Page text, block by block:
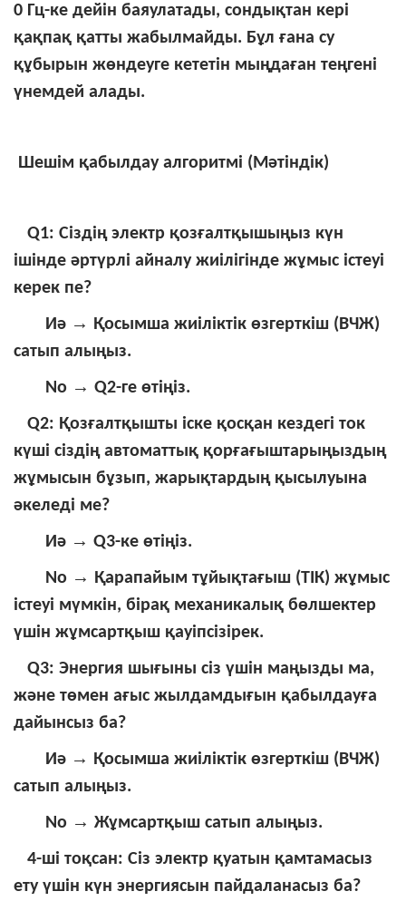
0 Гц-ке дейін баяулатады, сондықтан кері
қақпақ қатты жабылмайды. Бұл ғана су
құбырын жөндеуге кететін мыңдаған теңгені
үнемдей алады.
Шешім қабылдау алгоритмі (Мәтіндік)
Q1: Сіздің электр қозғалтқышыңыз күн
ішінде әртүрлі айналу жиілігінде жұмыс істеуі
керек пе?
Иә → Қосымша жиіліктік өзгерткіш (ВЧЖ)
сатып алыңыз.
No → Q2-ге өтіңіз.
Q2: Қозғалтқышты іске қосқан кездегі ток
күші сіздің автоматтық қорғағыштарыңыздың
жұмысын бұзып, жарықтардың қысылуына
әкеледі ме?
Иә → Q3-ке өтіңіз.
No → Қарапайым тұйықтағыш (ТІК) жұмыс
істеуі мүмкін, бірақ механикалық бөлшектер
үшін жұмсартқыш қауіпсізірек.
Q3: Энергия шығыны сіз үшін маңызды ма,
және төмен ағыс жылдамдығын қабылдауға
дайынсыз ба?
Иә → Қосымша жиіліктік өзгерткіш (ВЧЖ)
сатып алыңыз.
No → Жұмсартқыш сатып алыңыз.
4-ші тоқсан: Сіз электр қуатын қамтамасыз
ету үшін күн энергиясын пайдаланасыз ба?